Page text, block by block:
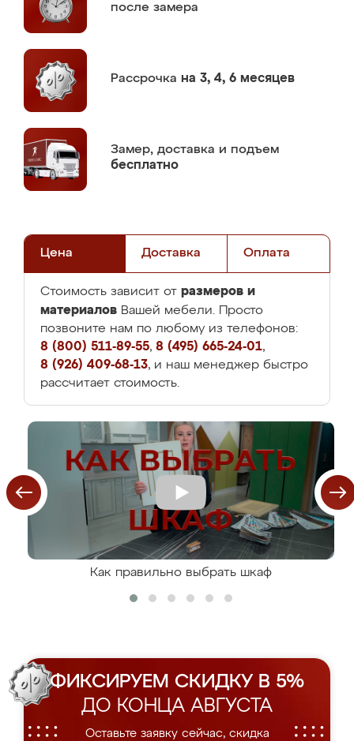
после замера
Рассрочка на 3, 4, 6 месяцев
Замер, доставка и подъем
бесплатно
Цена Доставка Оплата
Стоимость зависит от размеров и
материалов Вашей мебели. Просто
позвоните нам по любому из телефонов:
8 (800) 511-89-55, 8 (495) 665-24-01,
8 (926) 409-68-13, и наш менеджер быстро
рассчитает стоимость.
Как правильно выбрать шкаф
ФИКСИРУЕМ СКИДКУ В 5%
ДО КОНЦА АВГУСТА
Оставьте заявку сейчас, скидка